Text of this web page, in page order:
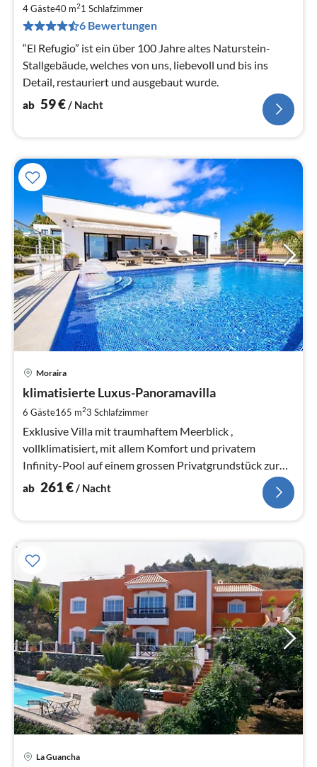
4 Gäste40 m21 Schlafzimmer
6 Bewertungen
“El Refugio” ist ein über 100 Jahre altes Naturstein-
Stallgebäude, welches von uns, liebevoll und bis ins
Detail, restauriert und ausgebaut wurde.
ab 59€/ Nacht
Moraira
klimatisierte Luxus-Panoramavilla
6 Gäste165 m23 Schlafzimmer
Exklusive Villa mit traumhaftem Meerblick ,
vollklimatisiert, mit allem Komfort und privatem
Infinity-Pool auf einem grossen Privatgrundstück zur
Alleinnutzung
ab 261€/ Nacht
La Guancha